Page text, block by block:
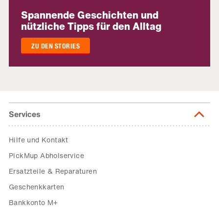
Spannende Geschichten und
nützliche Tipps für den Alltag
ZU DEN STORIES
Services
Hilfe und Kontakt
PickMup Abholservice
Ersatzteile & Reparaturen
Geschenkkarten
Bankkonto M+